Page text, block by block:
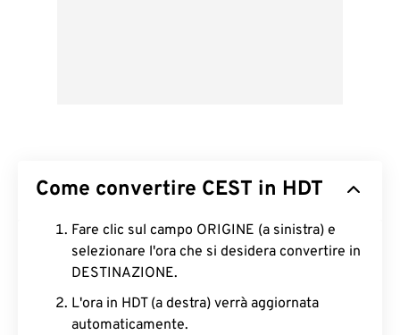
Come convertire CEST in HDT
Fare clic sul campo ORIGINE (a sinistra) e
selezionare l'ora che si desidera convertire in
DESTINAZIONE.
L'ora in HDT (a destra) verrà aggiornata
automaticamente.